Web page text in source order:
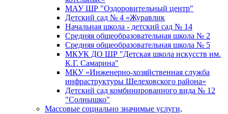
МАУ ШР "Оздоровительный центр"
Детский сад № 4 «Журавлик
Начальная школа - детский сад № 14
Средняя общеобразовательная школа № 2
Средняя общеобразовательная школа № 5
МКУК ДО ШР "Детская школа искусств им.
К.Г. Самарина"
МКУ «Инженерно-хозяйственная служба
инфраструктуры Шелеховского района»
Детский сад комбинированного вида № 12
"Солнышко"
Массовые социально значимые услуги,